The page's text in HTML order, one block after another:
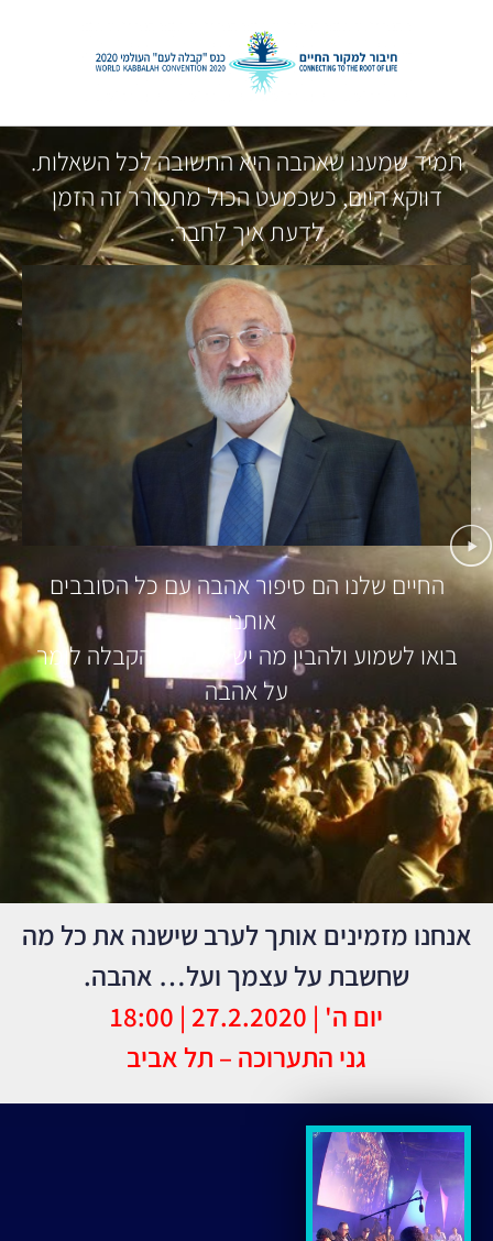
על אהבה עומד הכול!
תמיד שמענו שאהבה היא התשובה לכל השאלות.
דווקא היום, כשכמעט הכול מתפורר זה הזמן
לדעת איך לחבר.
החיים שלנו הם סיפור אהבה עם כל הסובבים
אותנו,
בואו לשמוע ולהבין מה יש לחכמת הקבלה לומר
על אהבה
אנחנו מזמינים אותך לערב שישנה את כל מה
שחשבת על עצמך ועל… אהבה.
יום ה' | 27.2.2020 | 18:00
גני התערוכה – תל אביב